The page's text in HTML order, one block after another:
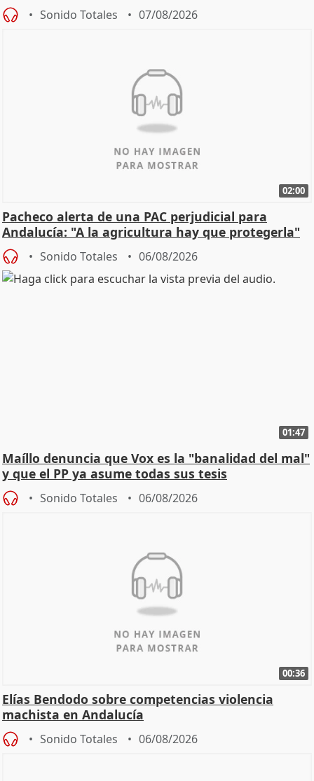
Sonido Totales 07/08/2026
02:00
Pacheco alerta de una PAC perjudicial para
Andalucía: "A la agricultura hay que protegerla"
Sonido Totales 06/08/2026
01:47
Maíllo denuncia que Vox es la "banalidad del mal"
y que el PP ya asume todas sus tesis
Sonido Totales 06/08/2026
00:36
Elías Bendodo sobre competencias violencia
machista en Andalucía
Sonido Totales 06/08/2026